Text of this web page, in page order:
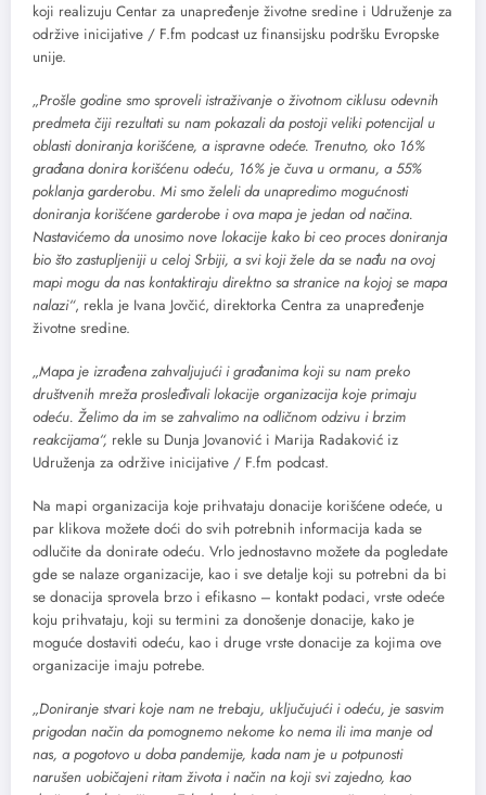
koji realizuju Centar za unapređenje životne sredine i Udruženje za
održive inicijative / F.fm podcast uz finansijsku podršku Evropske
unije.
„Prošle godine smo sproveli istraživanje o životnom ciklusu odevnih
predmeta čiji rezultati su nam pokazali da postoji veliki potencijal u
oblasti doniranja korišćene, a ispravne odeće. Trenutno, oko 16%
građana donira korišćenu odeću, 16% je čuva u ormanu, a 55%
poklanja garderobu. Mi smo želeli da unapredimo mogućnosti
doniranja korišćene garderobe i ova mapa je jedan od načina.
Nastavićemo da unosimo nove lokacije kako bi ceo proces doniranja
bio što zastupljeniji u celoj Srbiji, a svi koji žele da se nađu na ovoj
mapi mogu da nas kontaktiraju direktno sa stranice na kojoj se mapa
nalazi“, rekla je Ivana Jovčić, direktorka Centra za unapređenje
životne sredine.
„Mapa je izrađena zahvaljujući i građanima koji su nam preko
društvenih mreža prosleđivali lokacije organizacija koje primaju
odeću. Želimo da im se zahvalimo na odličnom odzivu i brzim
reakcijama“, rekle su Dunja Jovanović i Marija Radaković iz
Udruženja za održive inicijative / F.fm podcast.
Na mapi organizacija koje prihvataju donacije korišćene odeće, u
par klikova možete doći do svih potrebnih informacija kada se
odlučite da donirate odeću. Vrlo jednostavno možete da pogledate
gde se nalaze organizacije, kao i sve detalje koji su potrebni da bi
se donacija sprovela brzo i efikasno – kontakt podaci, vrste odeće
koju prihvataju, koji su termini za donošenje donacije, kako je
moguće dostaviti odeću, kao i druge vrste donacije za kojima ove
organizacije imaju potrebe.
„Doniranje stvari koje nam ne trebaju, uključujući i odeću, je sasvim
prigodan način da pomognemo nekome ko nema ili ima manje od
nas, a pogotovo u doba pandemije, kada nam je u potpunosti
narušen uobičajeni ritam života i način na koji svi zajedno, kao